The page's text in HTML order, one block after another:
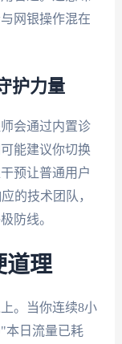
网银操作混在
护力量
会通过内置诊
能建议你切换
预让普通用户
的技术团队，
防线。
道理
。当你连续8小
本日流量已耗